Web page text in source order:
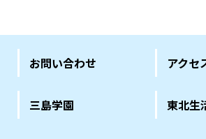
お問い合わせ アクセ
三島学園 東北生